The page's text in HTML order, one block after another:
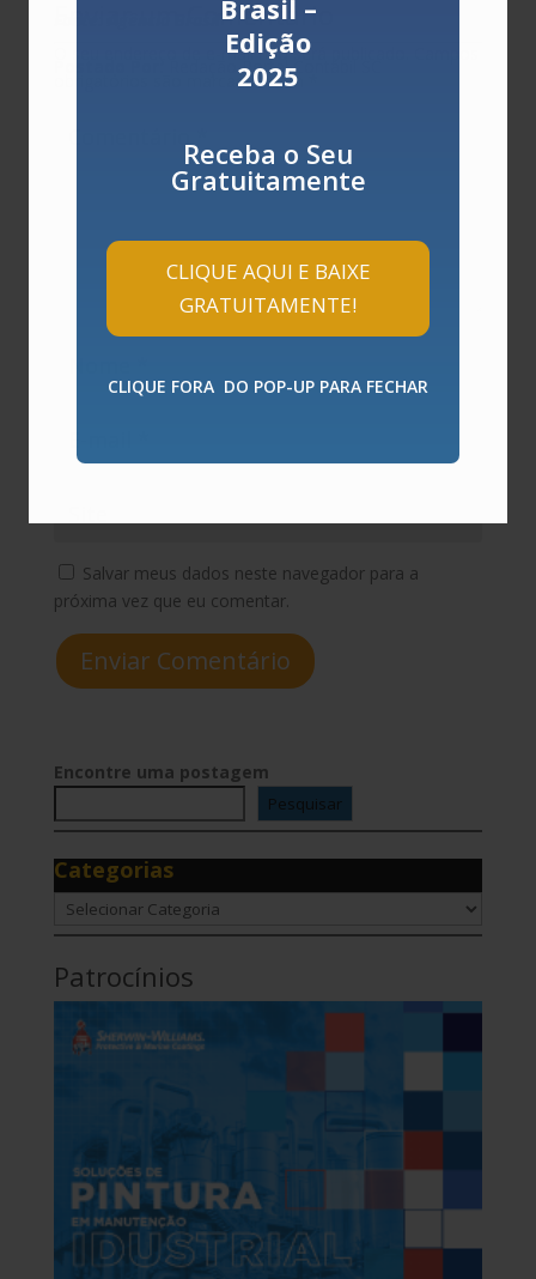
Brasil –
Edição
2025
Receba o Seu
Gratuitamente
CLIQUE AQUI E BAIXE
GRATUITAMENTE!
CLIQUE FORA DO POP-UP PARA FECHAR
Redação Portal Contábil SC
Enviar um Comentário
O seu endereço de e-mail não será publicado.
obrigatórios são marcados com
Salvar meus dados neste navegador para a
próxima vez que eu comentar.
Enviar Comentário
Encontre uma postagem
Pesquisar
Categorias
Categorias
Patrocínios